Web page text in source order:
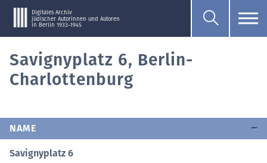
Digitales Archiv
jüdischer Autorinnen und Autoren
in Berlin 1933–1945
Savignyplatz 6, Berlin-
Charlottenburg
NAME
Savignyplatz 6